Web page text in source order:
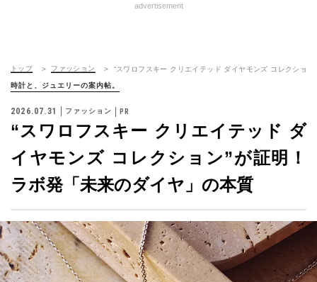
advertisement
トップ ファッション “スワロフスキー クリエイテッド ダイヤモンズ コレクショ
時計と、ジュエリーの案内帖。
2026.07.31 ファッション
“スワロフスキー クリエイテッド ダ
イヤモンズ コレクション”が証明！
ラボ発「未来のダイヤ」の本質